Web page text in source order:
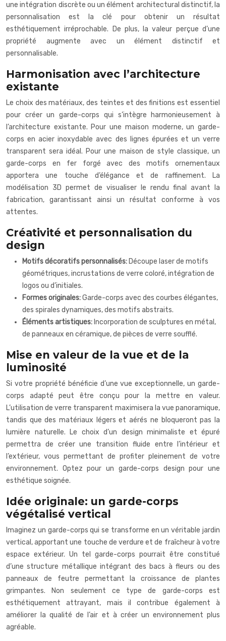
une intégration discrète ou un élément architectural distinctif, la
personnalisation est la clé pour obtenir un résultat
esthétiquement irréprochable. De plus, la valeur perçue d’une
propriété augmente avec un élément distinctif et
personnalisable.
Harmonisation avec l’architecture
existante
Le choix des matériaux, des teintes et des finitions est essentiel
pour créer un garde-corps qui s’intègre harmonieusement à
l’architecture existante. Pour une maison moderne, un garde-
corps en acier inoxydable avec des lignes épurées et un verre
transparent sera idéal. Pour une maison de style classique, un
garde-corps en fer forgé avec des motifs ornementaux
apportera une touche d’élégance et de raffinement. La
modélisation 3D permet de visualiser le rendu final avant la
fabrication, garantissant ainsi un résultat conforme à vos
attentes.
Créativité et personnalisation du
design
Motifs décoratifs personnalisés: Découpe laser de motifs
géométriques, incrustations de verre coloré, intégration de
logos ou d’initiales.
Formes originales:Garde-corps avec des courbes élégantes,
des spirales dynamiques, des motifs abstraits.
Éléments artistiques: Incorporation de sculptures en métal,
de panneaux en céramique, de pièces de verre soufflé.
Mise en valeur de la vue et de la
luminosité
Si votre propriété bénéficie d’une vue exceptionnelle, un garde-
corps adapté peut être conçu pour la mettre en valeur.
L’utilisation de verre transparent maximisera la vue panoramique,
tandis que des matériaux légers et aérés ne bloqueront pas la
lumière naturelle. Le choix d’un design minimaliste et épuré
permettra de créer une transition fluide entre l’intérieur et
l’extérieur, vous permettant de profiter pleinement de votre
environnement. Optez pour un garde-corps design pour une
esthétique soignée.
Idée originale: un garde-corps
végétalisé vertical
Imaginez un garde-corps qui se transforme en un véritable jardin
vertical, apportant une touche de verdure et de fraîcheur à votre
espace extérieur. Un tel garde-corps pourrait être constitué
d’une structure métallique intégrant des bacs à fleurs ou des
panneaux de feutre permettant la croissance de plantes
grimpantes. Non seulement ce type de garde-corps est
esthétiquement attrayant, mais il contribue également à
améliorer la qualité de l’air et à créer un environnement plus
agréable.